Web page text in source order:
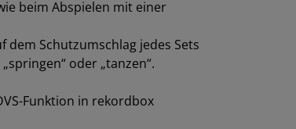
beim Abspielen mit einer
dem Schutzumschlag jedes Sets
oder „tanzen“.
Funktion in rekordbox